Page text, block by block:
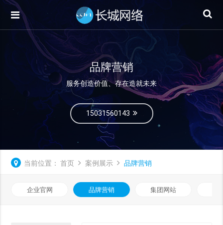
品牌营销
服务创造价值、存在造就未来
15031560143
当前位置： 首页 案例展示 品牌营销
企业官网 品牌营销 集团网站